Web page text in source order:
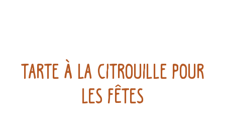
Tarte À La Citrouille Pour
Les Fêtes